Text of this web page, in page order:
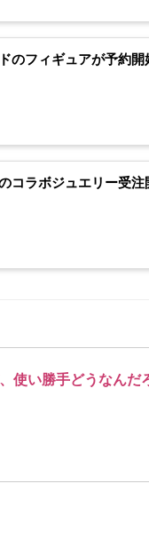
のフィギュアが予約
コラボジュエリー受
使い勝手どうなんだ